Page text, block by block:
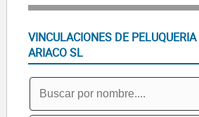
VINCULACIONES DE
ARIACO SL